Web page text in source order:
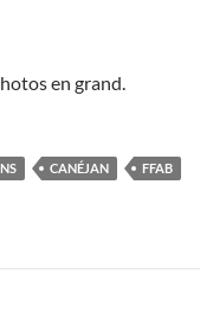
en grand.
CANÉJAN
FFAB